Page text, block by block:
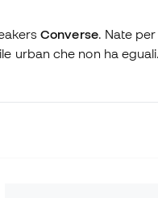
Converse. Nate
urban che non ha